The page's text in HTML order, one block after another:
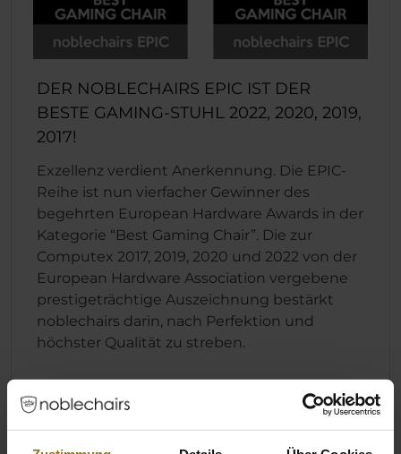
DER NOBLECHAIRS EPIC IST DER
BESTE GAMING-STUHL 2022, 2020, 2019,
2017!
Exzellenz verdient Anerkennung. Die EPIC-
Reihe ist nun vierfacher Gewinner des
begehrten European Hardware Awards in der
Kategorie “Best Gaming Chair”. Die zur
Computex 2017, 2019, 2020 und 2022 von der
European Hardware Association vergebene
prestigeträchtige Auszeichnung bestärkt
noblechairs darin, nach Perfektion und
höchster Qualität zu streben.
Technische Details